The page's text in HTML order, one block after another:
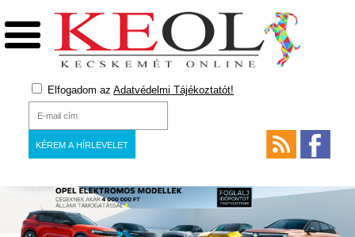
Elfogadom az Adatvédelmi Tájékoztatót!